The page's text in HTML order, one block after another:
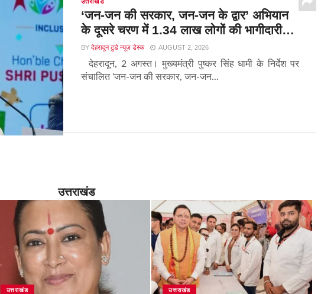
‘जन-जन की सरकार, जन-जन के द्वार’ अभियान
के दूसरे चरण में 1.34 लाख लोगों की भागीदारी…
BY देहरादून टुडे न्यूज़ डेस्क AUGUST 2, 2026
देहरादून, 2 अगस्त। मुख्यमंत्री पुष्कर सिंह धामी के निर्देश पर
संचालित ‘जन-जन की सरकार, जन-जन...
उत्तराखंड
उत्तराखंड उत्तराखंड